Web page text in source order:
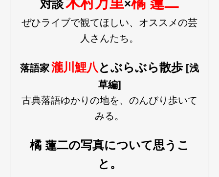
WatchFashion
GourmetCars
ProductCulture
Pen Membership
対談 ×
ぜひライブで観てほしい、オススメの芸
人さんたち。
落語家瀧川鯉八 とぶらぶら散歩 [浅
草編]
古典落語ゆかりの地を、のんびり歩いて
みる。
橘 蓮二の写真について思うこ
と。